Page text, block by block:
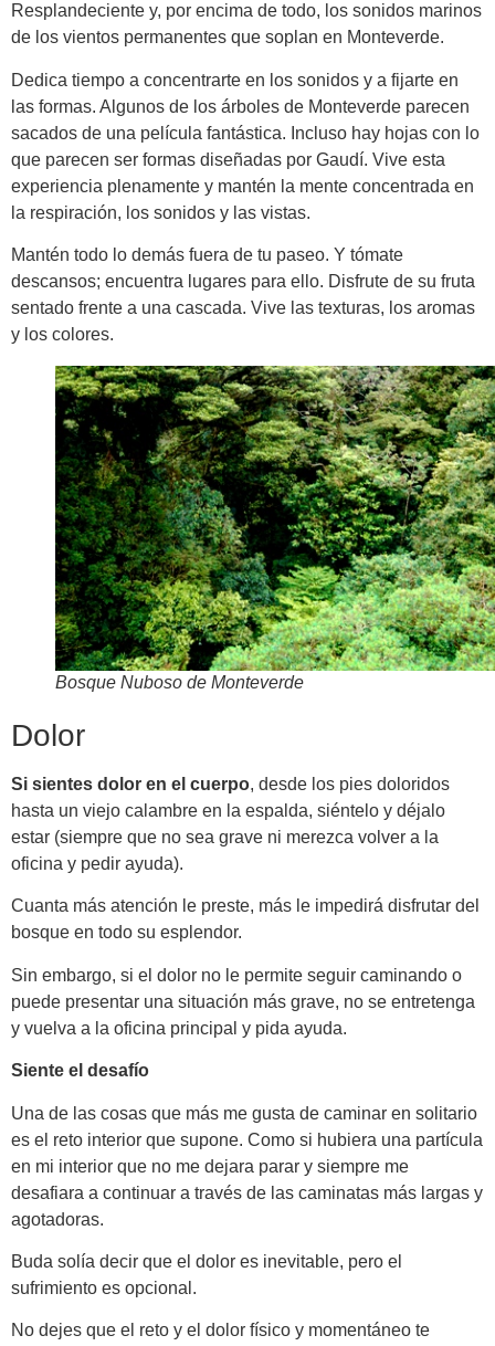
Resplandeciente y, por encima de todo, los sonidos marinos
de los vientos permanentes que soplan en Monteverde.
Dedica tiempo a concentrarte en los sonidos y a fijarte en
las formas. Algunos de los árboles de Monteverde parecen
sacados de una película fantástica. Incluso hay hojas con lo
que parecen ser formas diseñadas por Gaudí. Vive esta
experiencia plenamente y mantén la mente concentrada en
la respiración, los sonidos y las vistas.
Mantén todo lo demás fuera de tu paseo. Y tómate
descansos; encuentra lugares para ello. Disfrute de su fruta
sentado frente a una cascada. Vive las texturas, los aromas
y los colores.
Bosque Nuboso de Monteverde
Dolor
Si sientes dolor en el cuerpo, desde los pies doloridos
hasta un viejo calambre en la espalda, siéntelo y déjalo
estar (siempre que no sea grave ni merezca volver a la
oficina y pedir ayuda).
Cuanta más atención le preste, más le impedirá disfrutar del
bosque en todo su esplendor.
Sin embargo, si el dolor no le permite seguir caminando o
puede presentar una situación más grave, no se entretenga
y vuelva a la oficina principal y pida ayuda.
Siente el desafío
Una de las cosas que más me gusta de caminar en solitario
es el reto interior que supone. Como si hubiera una partícula
en mi interior que no me dejara parar y siempre me
desafiara a continuar a través de las caminatas más largas y
agotadoras.
Buda solía decir que el dolor es inevitable, pero el
sufrimiento es opcional.
No dejes que el reto y el dolor físico y momentáneo te